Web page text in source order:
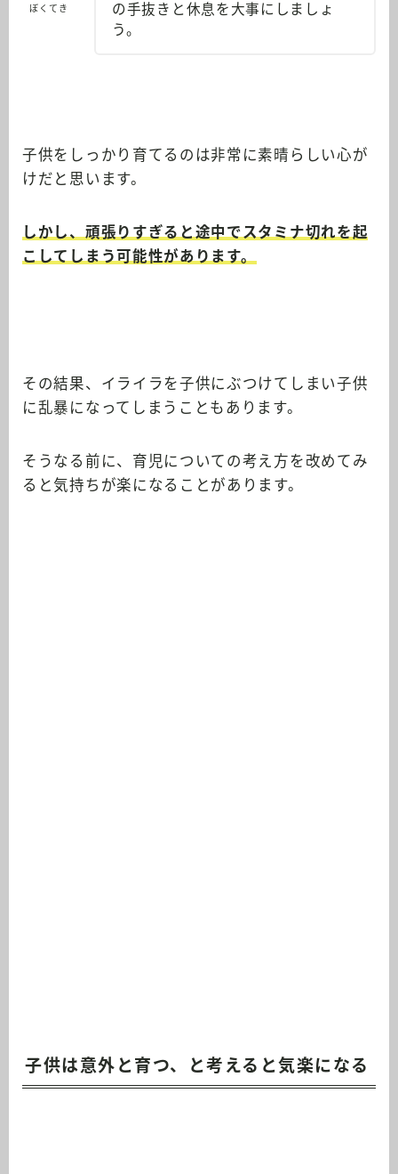
ぼくてき
の手抜きと休息を大事にしましょ
う。
子供をしっかり育てるのは非常に素晴らしい心が
けだと思います。
しかし、頑張りすぎると途中でスタミナ切れを起
こしてしまう可能性があります。
その結果、イライラを子供にぶつけてしまい子供
に乱暴になってしまうこともあります。
そうなる前に、育児についての考え方を改めてみ
ると気持ちが楽になることがあります。
子供は意外と育つ、と考えると気楽になる